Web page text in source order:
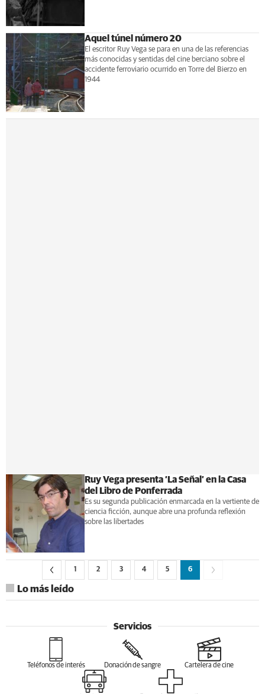
Aquel túnel número 20
El escritor Ruy Vega se para en una de las referencias
más conocidas y sentidas del cine berciano sobre el
accidente ferroviario ocurrido en Torre del Bierzo en
1944
Ruy Vega presenta ‘La Señal’ en la Casa
del Libro de Ponferrada
Es su segunda publicación enmarcada en la vertiente de
ciencia ficción, aunque abre una profunda reflexión
sobre las libertades
1 2 3 4 5 6
Lo más leído
Servicios
Teléfonos de interés Donación de sangre Cartelera de cine